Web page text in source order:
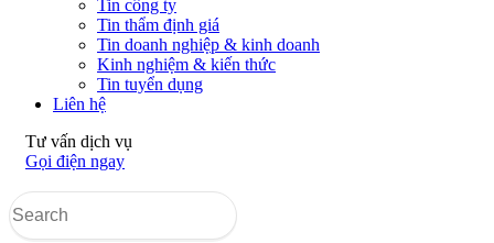
Tin công ty
Tin thẩm định giá
Tin doanh nghiệp & kinh doanh
Kinh nghiệm & kiến thức
Tin tuyển dụng
Liên hệ
Tư vấn dịch vụ
Gọi điện ngay